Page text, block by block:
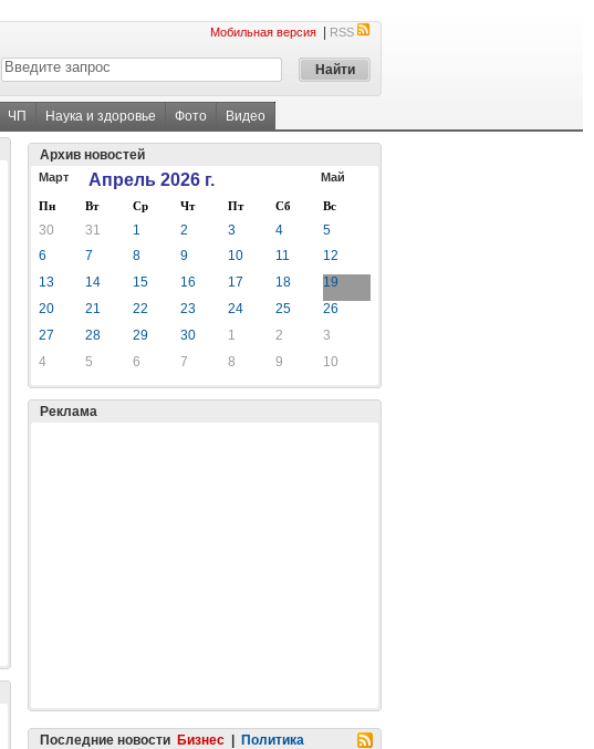
Мобильная версия RSS
ЧП Наука и здоровье Фото Видео
Архив новостей
Март Апрель 2026 г. Май
Пн Вт Ср Чт Пт Сб Вс
30 31 1 2 3 4
5
6
7 8 9 10 11
12
13
14 15 16 17 18
19
20
21 22 23 24 25
26
27
28 29 30 1 2
3
4
5 6 7 8 9 10
Реклама
Последние новости Бизнес
Политика